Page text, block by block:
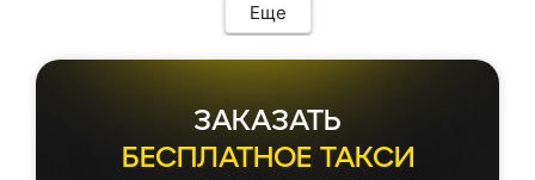
Еще
ЗАКАЗАТЬ
БЕСПЛАТНОЕ ТАКСИ